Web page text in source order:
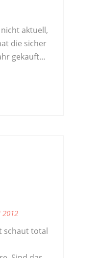
aktuell,
die sicher
gekauft…
2012
schaut total